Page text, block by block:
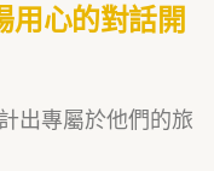
用心的對話開
出專屬於他們的旅